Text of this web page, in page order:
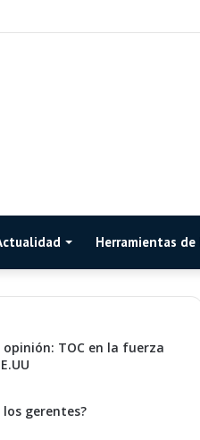
Herramientas
opinión: TOC en la fuerza
los gerentes?